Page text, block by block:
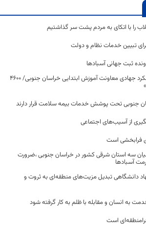
را با اتکای به مردم پشت سر گذاشتیم
تبیین خدمات نظام و دولت
ثبت جهانی آسبادها
تقدیر مقام عالی وزارت از عملکرد جهادی معاونت آموزش ابتدایی خراسان جنوبی/ ۴۶۰۰
از آسیب‌های اجتماعی
فرابخشی است
سه استان شرقی کشور در خراسان جنوبی ،ضرورت
آسبادها
دانشگاهی تبدیل مزیت‌های منطقه‌ای به ثروت و
به انسان و مقابله با ظلم به کار گرفته شود
است